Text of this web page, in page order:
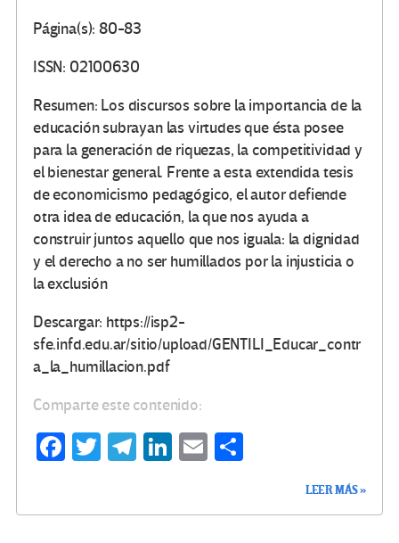
Página(s): 80-83
ISSN: 02100630
Resumen: Los discursos sobre la importancia de la
educación subrayan las virtudes que ésta posee
para la generación de riquezas, la competitividad y
el bienestar general. Frente a esta extendida tesis
de economicismo pedagógico, el autor defiende
otra idea de educación, la que nos ayuda a
construir juntos aquello que nos iguala: la dignidad
y el derecho a no ser humillados por la injusticia o
la exclusión
Descargar: https://isp2-
sfe.infd.edu.ar/sitio/upload/GENTILI_Educar_contr
a_la_humillacion.pdf
Comparte este contenido:
Fa T
Te Li
E
LEER MÁS »